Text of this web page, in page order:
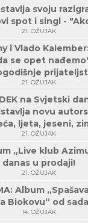
svoju
spot i singl -
21. OŽUJAK
i Vlado
se opet
21. OŽUJAK
na Svjetski
novu
ljeta, jeseni,
21. OŽUJAK
„Live klub
danas u prodaji!
21. OŽUJAK
Album
Biokovu“ od
14. OŽUJAK